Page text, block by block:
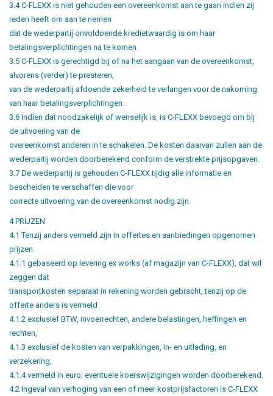
3.4 C-FLEXX is niet gehouden een overeenkomst aan te gaan indien zij
reden heeft om aan te nemen
dat de wederpartij onvoldoende kredietwaardig is om haar
betalingsverplichtingen na te komen.
3.5 C-FLEXX is gerechtigd bij of na het aangaan van de overeenkomst,
alvorens (verder) te presteren,
van de wederpartij afdoende zekerheid te verlangen voor de nakoming
van haar betalingsverplichtingen.
3.6 Indien dat noodzakelijk of wenselijk is, is C-FLEXX bevoegd om bij
de uitvoering van de
overeenkomst anderen in te schakelen. De kosten daarvan zullen aan de
wederpartij worden doorberekend conform de verstrekte prijsopgaven.
3.7 De wederpartij is gehouden C-FLEXX tijdig alle informatie en
bescheiden te verschaffen die voor
correcte uitvoering van de overeenkomst nodig zijn.
4 PRIJZEN
4.1 Tenzij anders vermeld zijn in offertes en aanbiedingen opgenomen
prijzen:
4.1.1 gebaseerd op levering ex works (af magazijn van C-FLEXX), dat wil
zeggen dat
transportkosten separaat in rekening worden gebracht, tenzij op de
offerte anders is vermeld.
4.1.2 exclusief BTW, invoerrechten, andere belastingen, heffingen en
rechten,
4.1.3 exclusief de kosten van verpakkingen, in- en uitlading, en
verzekering,
4.1.4 vermeld in euro; eventuele koerswijzigingen worden doorberekend.
4.2 Ingeval van verhoging van een of meer kostprijsfactoren is C-FLEXX